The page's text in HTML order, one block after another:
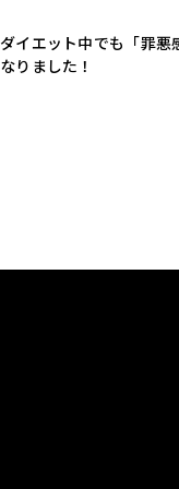
ダイエット中でも「罪
なりました！